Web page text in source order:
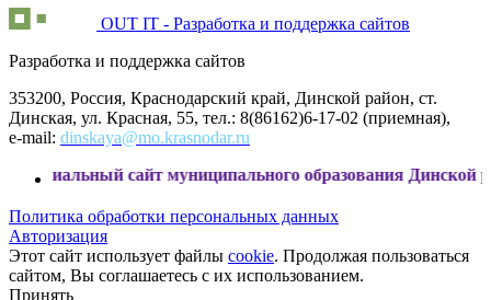
OUT IT - Разработка и поддержка сайтов
Разработка и поддержка сайтов
353200, Россия, Краснодарский край, Динской район, ст.
Динская, ул. Красная, 55, тел.: 8(86162)6-17-02 (приемная),
e-mail: dinskaya@mo.krasnodar.ru
сайт муниципального образования Динской район
Политика обработки персональных данных
Авторизация
Этот сайт использует файлы cookie. Продолжая пользоваться
сайтом, Вы соглашаетесь с их использованием.
Принять